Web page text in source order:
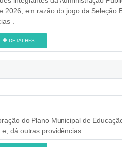
em razão do jogo da Seleção
.
DETALHES
do Plano Municipal de
dá outras providências.